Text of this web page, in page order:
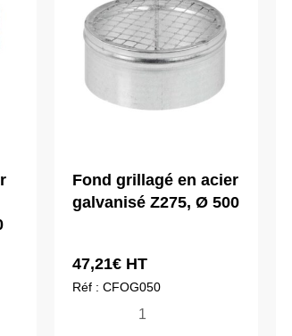
Fond grillagé en acier
galvanisé Z275, Ø 500
47,21€HT
Réf : CFOG050
quantité